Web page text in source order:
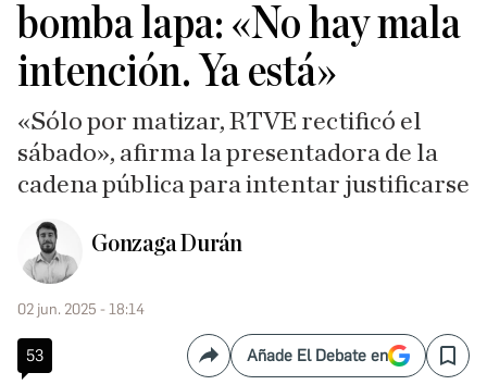
bomba lapa: «No hay mala
intención. Ya está»
«Sólo por matizar, RTVE rectificó el
sábado», afirma la presentadora de la
cadena pública para intentar justificarse
Gonzaga Durán
02 jun. 2025 - 18:14
53 CompartirAñade El Debate en Save